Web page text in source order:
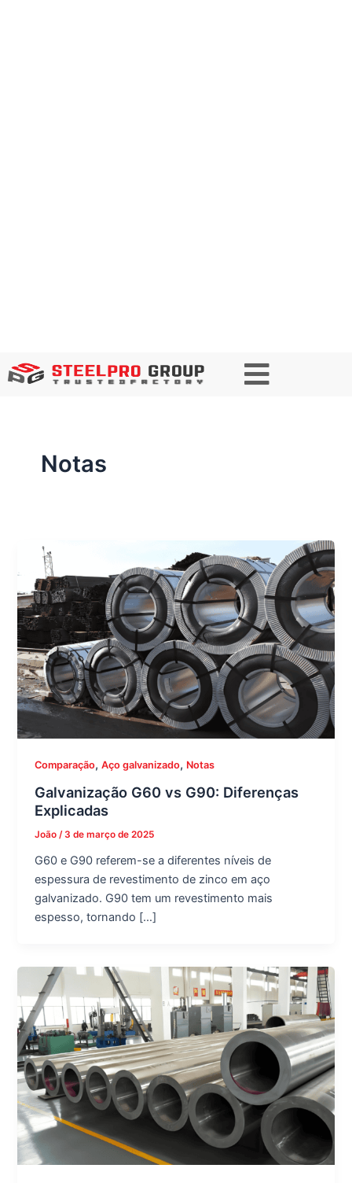
Notas
Comparação,Aço galvanizado, Notas
Galvanização G60 vs G90: Diferenças
Explicadas
João/ 3 de março de 2025
G60 e G90 referem-se a diferentes níveis de
espessura de revestimento de zinco em aço
galvanizado. G90 tem um revestimento mais
espesso, tornando […]
Paginação
de